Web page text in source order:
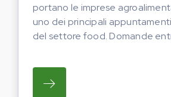
portano le imprese
uno dei principali
del settore food. Domande
SU REGIONE LAZIO E